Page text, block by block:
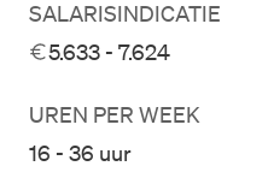
SALARISINDICATIE
5.633 - 7.624
UREN PER WEEK
16 - 36 uur